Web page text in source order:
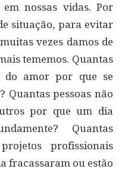
nossas vidas. Por
situação, para evitar
vezes damos de
tememos. Quantas
do amor por que se
Quantas pessoas não
por que um dia
Quantas
profissionais
fracassaram ou estão